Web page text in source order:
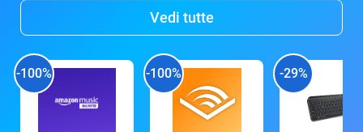
Vedi tutte
-100% -100% -29%